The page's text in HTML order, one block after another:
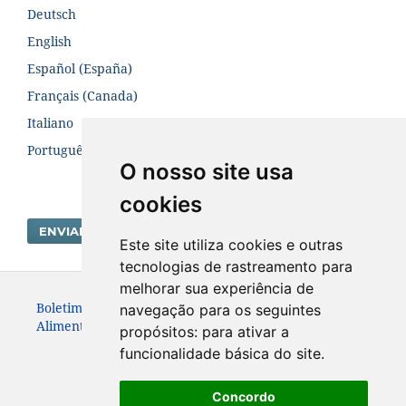
O nosso site usa
cookies
Este site utiliza cookies e outras
tecnologias de rastreamento para
melhorar sua experiência de
navegação para os seguintes
propósitos: para ativar a
funcionalidade básica do site.
Concordo
Deutsch
English
Español (España)
Français (Canada)
Italiano
Português (Brasil)
ENVIAR SUBMISSÃO
Boletim Centro de Pesquisa de Processamento de
Alimentos. ISSN:19839774